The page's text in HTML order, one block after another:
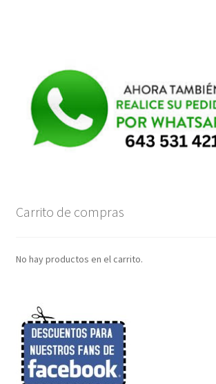
Carrito de compras
No hay productos en el carrito.